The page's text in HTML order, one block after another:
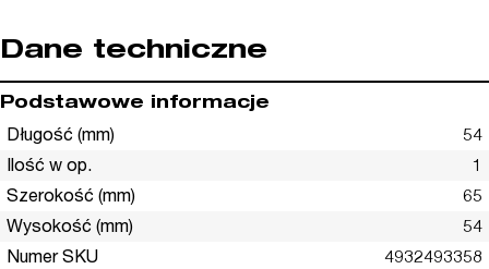
Dane techniczne
Podstawowe informacje
Długość (mm)
54
Ilość w op.
1
Szerokość (mm)
65
Wysokość (mm)
54
Numer SKU
4932493358